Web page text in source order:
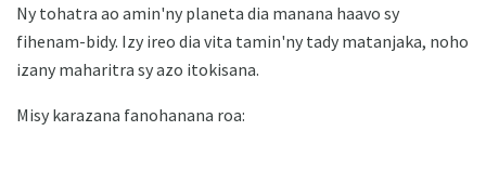
Ny tohatra ao amin'ny planeta dia manana haavo sy
fihenam-bidy. Izy ireo dia vita tamin'ny tady matanjaka, noho
izany maharitra sy azo itokisana.
Misy karazana fanohanana roa: